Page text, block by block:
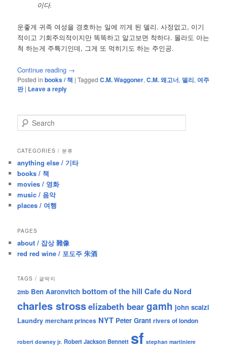
이다.
운좋게 귀족 여성을 경호하는 일에 끼게 된 델리. 사정없고, 이기
적이고 기회주의적이지만 똑똑하고 알고보면 착하다. 몰라도 아는
척 하는게 주특기인데, 그게 또 먹히기도 하는 주인공.
Continue reading →
Posted in books / 책 |Tagged C.M. Waggoner,C.M. 왜고너, 델리, 여주
판 | Leave a reply
e
r
h
CATEGORIES / 분류
anything else / 기타
books / 책
movies / 영화
music / 음악
places / 여행
PAGES
about / 잡상 雜像
red red wine / 포도주 朱酒
TAGS / 글딱지
2mb Ben Aaronvitch bottom of the hill Cafe du Nord
charles strosselizabeth beargamh john scalzi
Laundry merchant princes NYT Peter Grant rivers of london
robert downey jr. Robert Jackson Bennett sf stephan martiniere